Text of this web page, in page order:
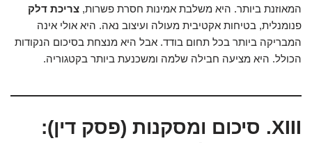
המאוזנת ביותר. היא משלבת אמינות חסרת פשרות, צריכת דלק
פנומנלית, בטיחות אקטיבית מעולה ועיצוב נאה. היא אולי אינה
המבריקה ביותר בכל תחום בודד. אבל היא מנצחת בסיכום הנקודות
הכולל. היא מציעה חבילה שלמה ומשכנעת ביותר בקטגוריה.
XIII. סיכום ומסקנות (פסק דין):